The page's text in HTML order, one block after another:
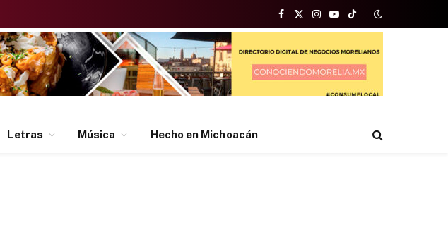
Facebook
X
(Twitter)
Instagram
YouTubeTikTok
Letras Música Hecho en Michoacán